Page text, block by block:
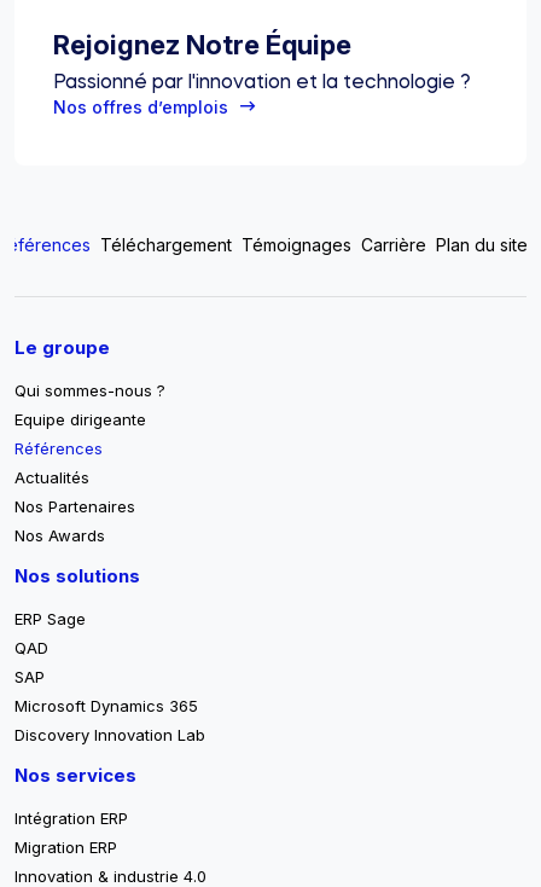
Rejoignez Notre Équipe
Passionné par l'innovation et la technologie ?
Nos offres d’emplois
Téléchargement Témoignages Carrière Plan du site
Le groupe
Qui sommes-nous ?
Equipe dirigeante
Références
Actualités
Nos Partenaires
Nos Awards
Nos solutions
ERP Sage
QAD
SAP
Microsoft Dynamics 365
Discovery Innovation Lab
Nos services
Intégration ERP
Migration ERP
Innovation & industrie 4.0